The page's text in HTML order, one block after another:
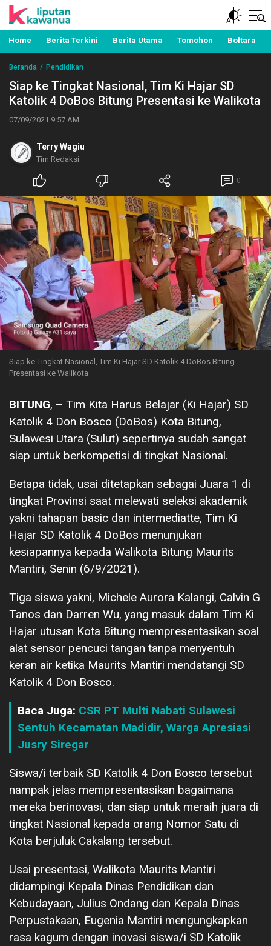
Liputan Kawanua
Berita Manado, Sulawesi Utara, Kawanua, Politik,
Pemerintahan, Hukum Kriminal dan Nasional
Home Berita Terkini Berita Utama Tomohon Boltara
Beranda Pendidikan
Siap ke Tingkat Nasional, Tim Ki Hajar SD
Katolik 4 DoBos Bitung Presentasi ke Walikota
07/09/2021 9:57 AM
Terry Wagiu
Tim Redaksi
0
Siap ke Tingkat Nasional, Tim Ki Hajar SD Katolik 4 DoBos Bitung
Presentasi ke Walikota
BITUNG, – Tim Kita Harus Belajar (Ki Hajar) SD
Katolik 4 Don Bosco (DoBos) Kota Bitung,
Sulawesi Utara (Sulut) sepertinya sudah sangat
siap untuk berkompetisi di tingkat Nasional.
Betapa tidak, usai ditetapkan sebagai Juara 1 di
tingkat Provinsi saat melewati seleksi akademik
yakni tahapan basic dan intermediatte, Tim Ki
Hajar SD Katolik 4 DoBos menunjukan
kesiapannya kepada Walikota Bitung Maurits
Mantiri, Senin (6/9/2021).
Tiga siswa yakni, Michele Aurora Kalangi, Calvin G
Tanos dan Darren Wu, yang masuk dalam Tim Ki
Hajar utusan Kota Bitung mempresentasikan soal
alat sensor pencuci tangan tanpa menyentuh
keran air ketika Maurits Mantiri mendatangi SD
Katolik 4 Don Bosco.
Baca Juga: CSR PT Multi Nabati Sulawesi
Sentuh Kecamatan Madidir, Warga Apresiasi
Jusry Siregar
Siswa/i terbaik SD Katolik 4 Don Bosco tersebut
nampak jelas mempresentasikan bagaimana
mereka berinovasi, dan siap untuk meraih juara di
tingkat Nasional kepada orang Nomor Satu di
Kota berjuluk Cakalang tersebut.
Usai presentasi, Walikota Maurits Mantiri
didampingi Kepala Dinas Pendidikan dan
Kebudayaan, Julius Ondang dan Kepala Dinas
Perpustakaan, Eugenia Mantiri mengungkapkan
rasa kagum dengan inovasi siswa/i SD Katolik